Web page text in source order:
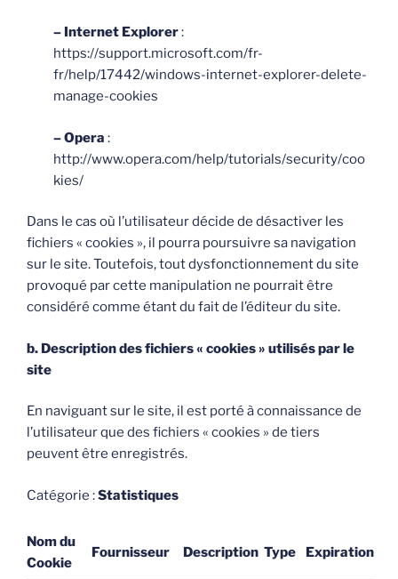
– Internet Explorer:
https://support.microsoft.com/fr-
fr/help/17442/windows-internet-explorer-delete-
manage-cookies
– Opera :
http://www.opera.com/help/tutorials/security/coo
kies/
Dans le cas où l’utilisateur décide de désactiver les
fichiers « cookies », il pourra poursuivre sa navigation
sur le site. Toutefois, tout dysfonctionnement du site
provoqué par cette manipulation ne pourrait être
considéré comme étant du fait de l’éditeur du site.
b. Description des fichiers « cookies » utilisés par le
site
En naviguant sur le site, il est porté à connaissance de
l’utilisateur que des fichiers « cookies » de tiers
peuvent être enregistrés.
Catégorie :Statistiques
Nom du
Cookie
Fournisseur Description Type Expiration